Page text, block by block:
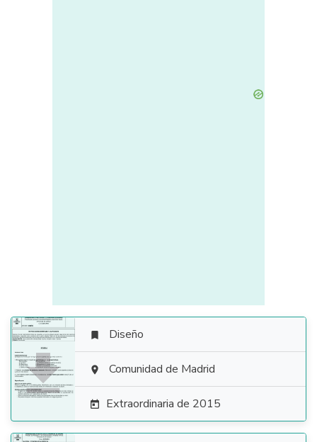

 Diseño
 Comunidad de Madrid
 Extraordinaria de 2015